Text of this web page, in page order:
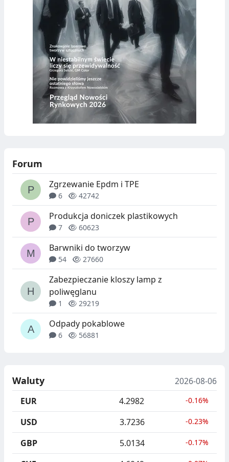
Forum
Zgrzewanie Epdm i TPE
6 42742
Produkcja doniczek plastikowych
7 60623
Barwniki do tworzyw
54 27660
Zabezpieczanie kloszy lamp z
poliwęglanu
1 29219
Odpady pokablowe
6 56881
Waluty
2026-08-06
EUR
4.2982 -0.16%
USD 3.7236 -0.23%
GBP 5.0134 -0.17%